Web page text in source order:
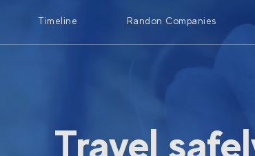
Timeline Randon Companies
Travel